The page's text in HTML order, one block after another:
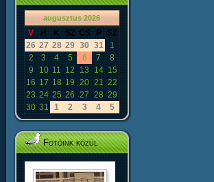
«< augusztus 2026 >»
V H K SZ CS P
SZ
26 27 28 29 30 31
1
2
3 4 5 6 7
8
9
10 11 12 13 14 15
16 17 18 19 20 21 22
23 24 25 26 27 28 29
30 31 1 2 3 4 5
Fotóink közül